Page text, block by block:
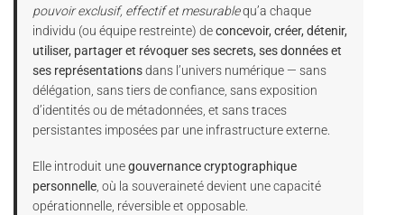
pouvoir exclusif, effectif et mesurablequ’a chaque
individu (ou équipe restreinte) deconcevoir, créer, détenir,
utiliser, partager et révoquer ses secrets, ses données et
ses représentationsdans l’univers numérique — sans
délégation, sans tiers de confiance, sans exposition
d’identités ou de métadonnées, et sans traces
persistantes imposées par une infrastructure externe.
Elle introduit unegouvernance cryptographique
personnelle, où la souveraineté devient une capacité
opérationnelle, réversible et opposable.